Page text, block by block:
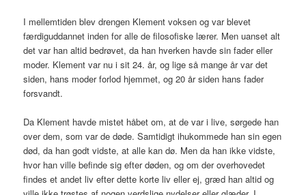
I mellemtiden blev drengen Klement voksen og var blevet
færdiguddannet inden for alle de filosofiske lærer. Men uanset alt
det var han altid bedrøvet, da han hverken havde sin fader eller
moder. Klement var nu i sit 24. år, og lige så mange år var det
siden, hans moder forlod hjemmet, og 20 år siden hans fader
forsvandt.
Da Klement havde mistet håbet om, at de var i live, sørgede han
over dem, som var de døde. Samtidigt ihukommede han sin egen
død, da han godt vidste, at alle kan dø. Men da han ikke vidste,
hvor han ville befinde sig efter døden, og om der overhovedet
findes et andet liv efter dette korte liv eller ej, græd han altid og